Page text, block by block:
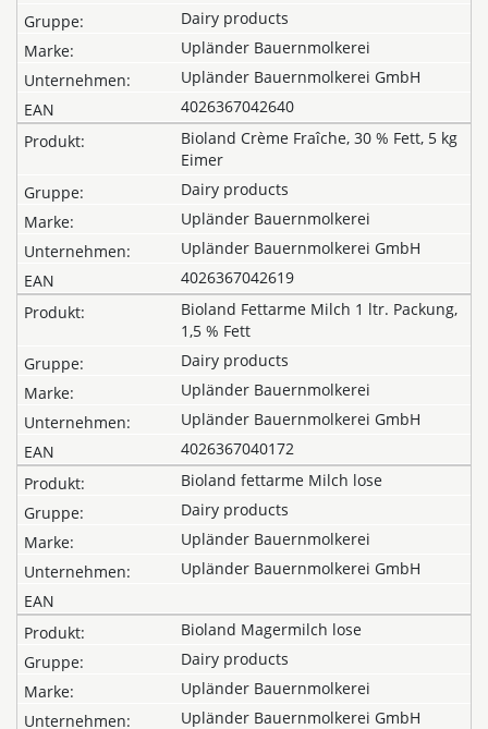
Dairy products
Upländer Bauernmolkerei
Upländer Bauernmolkerei GmbH
4026367042640
Bioland Crème Fraîche, 30 % Fett, 5 kg
Eimer
Dairy products
Upländer Bauernmolkerei
Upländer Bauernmolkerei GmbH
4026367042619
Bioland Fettarme Milch 1 ltr. Packung,
1,5 % Fett
Dairy products
Upländer Bauernmolkerei
Upländer Bauernmolkerei GmbH
4026367040172
Bioland fettarme Milch lose
Dairy products
Upländer Bauernmolkerei
Upländer Bauernmolkerei GmbH
Bioland Magermilch lose
Dairy products
Upländer Bauernmolkerei
Upländer Bauernmolkerei GmbH